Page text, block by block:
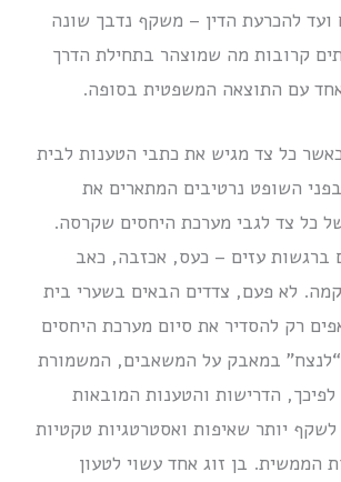
ועד להכרעת הדין – משקף נדבך שונה
קרובות מה שמוצהר בתחילת הדרך
עם התוצאה המשפטית בסופה.
כל צד מגיש את כתבי הטענות לבית
השופט נרטיבים המתארים את
כל צד לגבי מערכת היחסים שקרסה.
ברגשות עזים – כעס, אכזבה, כאב
לא פעם, צדדים הבאים בשערי בית
רק להסדיר את סיום מערכת היחסים
במאבק על המשאבים, המשמורת
הדרישות והטענות המובאות
יותר שאיפות ואסטרטגיות טקטיות
הממשית. בן זוג אחד עשוי לטעון